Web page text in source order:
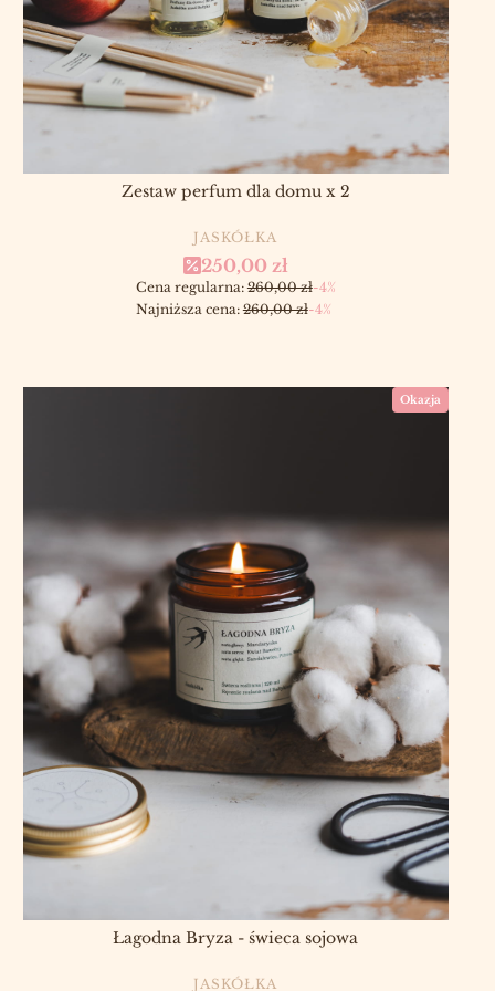
Zestaw perfum dla domu x 2
PRODUCENT
JASKÓŁKA
Cena promocyjna
250,00 zł
Cena regularna: 260,00 zł-4%
Najniższa cena: 260,00 zł-4%
Okazja
Łagodna Bryza - świeca sojowa
PRODUCENT
JASKÓŁKA